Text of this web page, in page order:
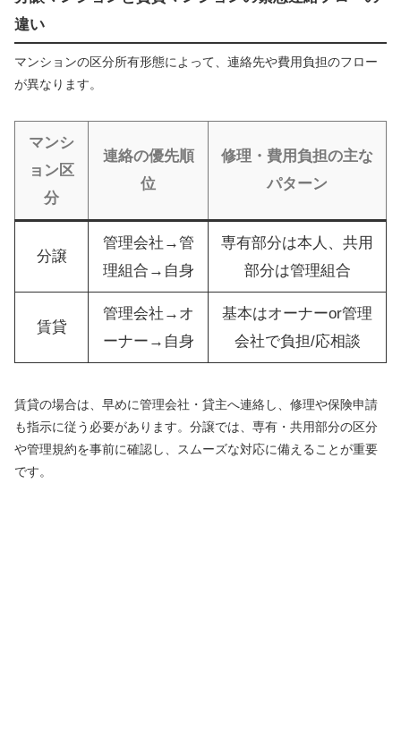
違い
マンションの区分所有形態によって、連絡先や費用負担のフロー
が異なります。
マンシ
ョン区
分
連絡の優先順
位
修理・費用負担の主な
パターン
分譲
管理会社→管
理組合→自身
専有部分は本人、共用
部分は管理組合
賃貸
管理会社→オ
ーナー→自身
基本はオーナーor管理
会社で負担/応相談
賃貸の場合は、早めに管理会社・貸主へ連絡し、修理や保険申請
も指示に従う必要があります。分譲では、専有・共用部分の区分
や管理規約を事前に確認し、スムーズな対応に備えることが重要
です。